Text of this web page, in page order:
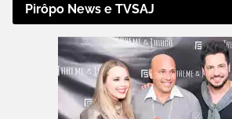
Pirôpo News e TVSAJ